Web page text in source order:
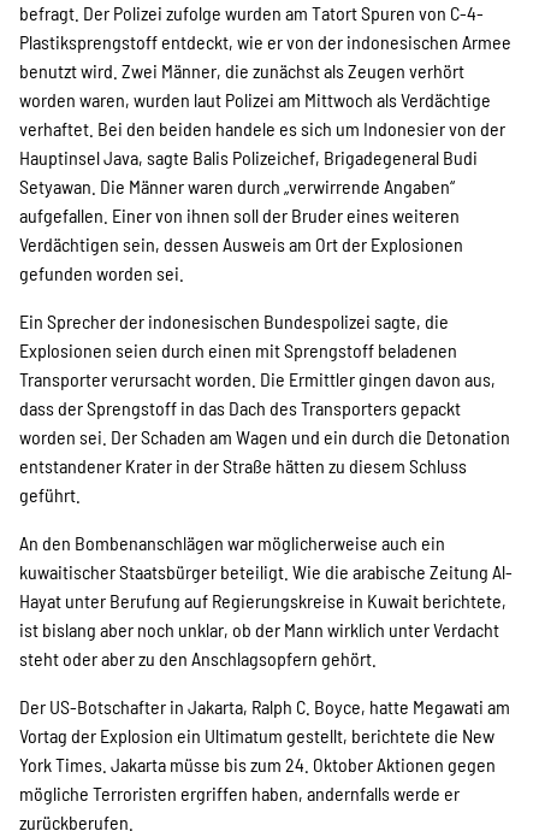
Kontakt
english
Indonesian
Suche
befragt. Der Polizei zufolge wurden am Tatort Spuren von C-4-
Plastiksprengstoff entdeckt, wie er von der indonesischen Armee
benutzt wird. Zwei Männer, die zunächst als Zeugen verhört
worden waren, wurden laut Polizei am Mittwoch als Verdächtige
verhaftet. Bei den beiden handele es sich um Indonesier von der
Hauptinsel Java, sagte Balis Polizeichef, Brigadegeneral Budi
Setyawan. Die Männer waren durch „verwirrende Angaben“
aufgefallen. Einer von ihnen soll der Bruder eines weiteren
Verdächtigen sein, dessen Ausweis am Ort der Explosionen
gefunden worden sei.
Ein Sprecher der indonesischen Bundespolizei sagte, die
Explosionen seien durch einen mit Sprengstoff beladenen
Transporter verursacht worden. Die Ermittler gingen davon aus,
dass der Sprengstoff in das Dach des Transporters gepackt
worden sei. Der Schaden am Wagen und ein durch die Detonation
entstandener Krater in der Straße hätten zu diesem Schluss
geführt.
An den Bombenanschlägen war möglicherweise auch ein
kuwaitischer Staatsbürger beteiligt. Wie die arabische Zeitung Al-
Hayat unter Berufung auf Regierungskreise in Kuwait berichtete,
ist bislang aber noch unklar, ob der Mann wirklich unter Verdacht
steht oder aber zu den Anschlagsopfern gehört.
Der US-Botschafter in Jakarta, Ralph C. Boyce, hatte Megawati am
Vortag der Explosion ein Ultimatum gestellt, berichtete die New
York Times. Jakarta müsse bis zum 24. Oktober Aktionen gegen
mögliche Terroristen ergriffen haben, andernfalls werde er
zurückberufen.